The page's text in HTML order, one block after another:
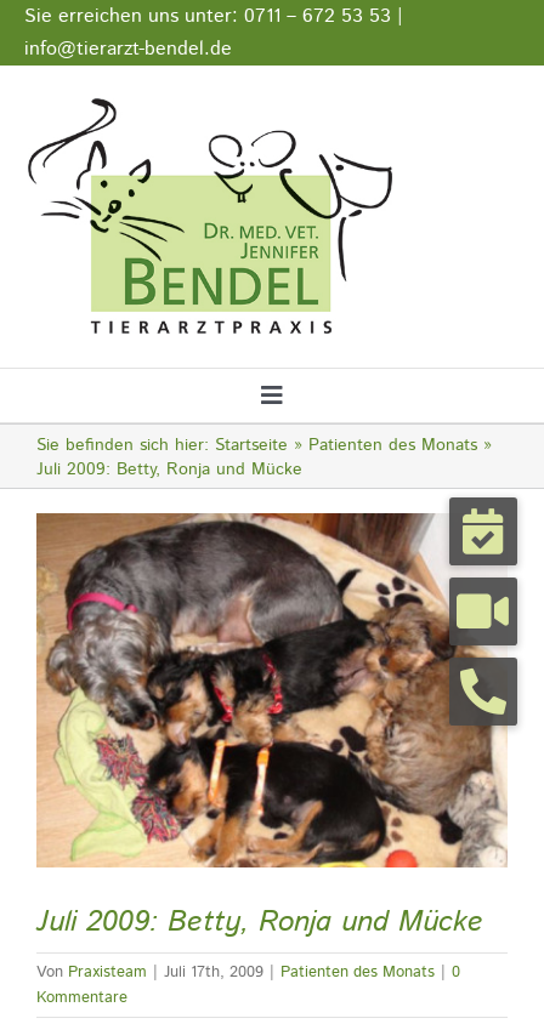
Zum
Inhalt
Sie erreichen uns unter: 0711 – 672 53 53 |
info@tierarzt-bendel.de
Stellenangebote
Impressum
Datenschutz
Toggle
Navigation
Startseite
Notfall
Tierarztpraxis
Tierhalterinfos
Kontakt
Termine
Sie befinden sich hier: Startseite
Patienten des Monats
Juli 2009: Betty, Ronja und Mücke
Zeige
grösseres
Bild
Juli 2009: Betty, Ronja und Mücke
Von Praxisteam | Juli 17th, 2009 | Patienten des Monats | 0
Kommentare